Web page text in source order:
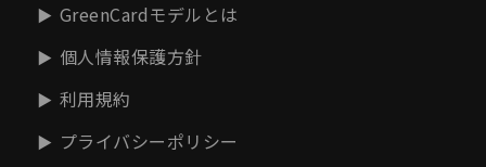
GreenCardモデルとは
個人情報保護方針
利用規約
プライバシーポリシー